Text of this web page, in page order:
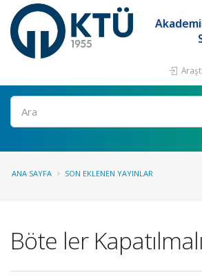
Ara
ANA SAYFA SON EKLENEN YAYINLAR
Böte ler